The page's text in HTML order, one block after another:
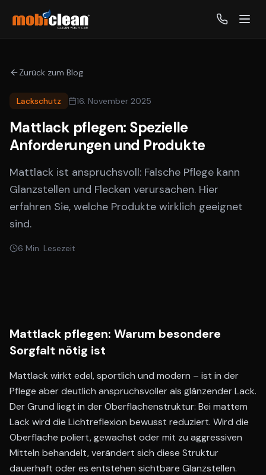
Zurück zum Blog
Lackschutz 16. November 2025
Mattlack pflegen: Spezielle
Anforderungen und Produkte
Mattlack ist anspruchsvoll: Falsche Pflege kann
Glanzstellen und Flecken verursachen. Hier
erfahren Sie, welche Produkte wirklich geeignet
sind.
6 Min. Lesezeit
Mattlack pflegen: Warum besondere
Sorgfalt nötig ist
Mattlack wirkt edel, sportlich und modern – ist in der
Pflege aber deutlich anspruchsvoller als glänzender Lack.
Der Grund liegt in der Oberflächenstruktur: Bei mattem
Lack wird die Lichtreflexion bewusst reduziert. Wird die
Oberfläche poliert, gewachst oder mit zu aggressiven
Mitteln behandelt, verändert sich diese Struktur
dauerhaft oder es entstehen sichtbare Glanzstellen.